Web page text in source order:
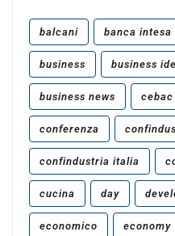
balcani banca intesa
business business
business news cebac
conferenza
confindustria italia
cucina day
economico economy